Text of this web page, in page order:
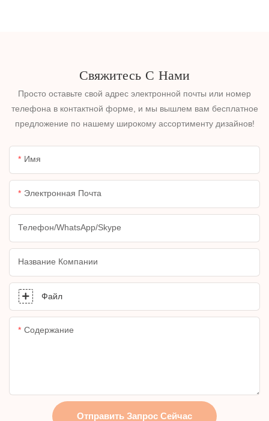
Свяжитесь С Нами
Просто оставьте свой адрес электронной почты или номер
телефона в контактной форме, и мы вышлем вам бесплатное
предложение по нашему широкому ассортименту дизайнов!
Имя
Электронная Почта
Телефон/WhatsApp/Skype
Название Компании
Файл
Содержание
Отправить Запрос Сейчас